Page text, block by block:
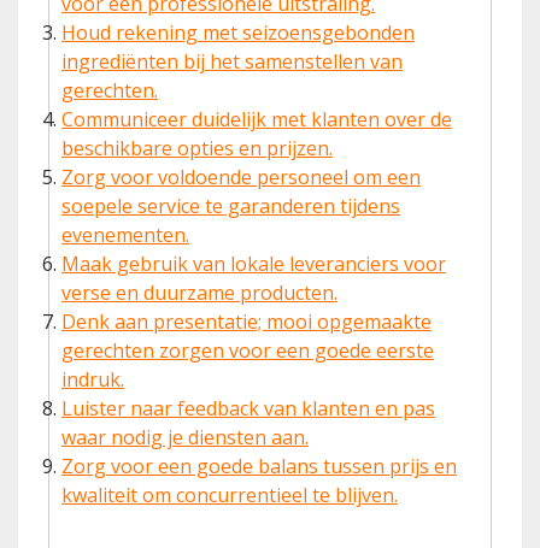
Houd rekening met seizoensgebonden
ingrediënten bij het samenstellen van
gerechten.
Communiceer duidelijk met klanten over de
beschikbare opties en prijzen.
Zorg voor voldoende personeel om een
soepele service te garanderen tijdens
evenementen.
Maak gebruik van lokale leveranciers voor
verse en duurzame producten.
Denk aan presentatie; mooi opgemaakte
gerechten zorgen voor een goede eerste
indruk.
Luister naar feedback van klanten en pas
waar nodig je diensten aan.
Zorg voor een goede balans tussen prijs en
kwaliteit om concurrentieel te blijven.